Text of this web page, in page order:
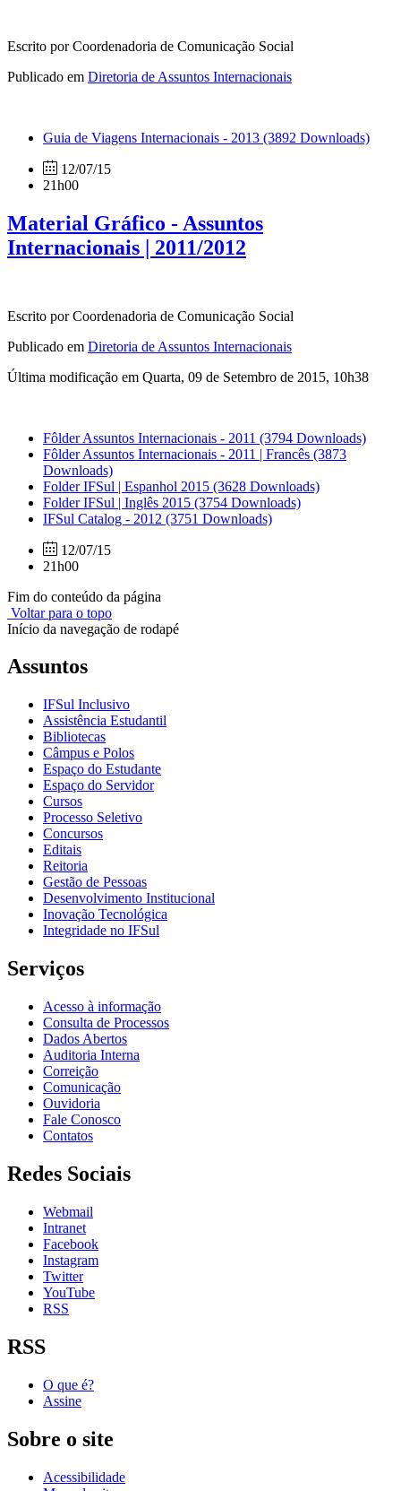
Escrito por Coordenadoria de Comunicação Social
Publicado em Diretoria de Assuntos Internacionais
Guia de Viagens Internacionais - 2013 (3892 Downloads)
12/07/15
21h00
Material Gráfico - Assuntos
Internacionais | 2011/2012
Escrito por Coordenadoria de Comunicação Social
Publicado em Diretoria de Assuntos Internacionais
Última modificação em Quarta, 09 de Setembro de 2015, 10h38
Fôlder Assuntos Internacionais - 2011 (3794 Downloads)
Fôlder Assuntos Internacionais - 2011 | Francês (3873
Downloads)
Folder IFSul | Espanhol 2015 (3628 Downloads)
Folder IFSul | Inglês 2015 (3754 Downloads)
IFSul Catalog - 2012 (3751 Downloads)
12/07/15
21h00
Fim do conteúdo da página
Voltar para o topo
Início da navegação de rodapé
Assuntos
IFSul Inclusivo
Assistência Estudantil
Bibliotecas
Câmpus e Polos
Espaço do Estudante
Espaço do Servidor
Cursos
Processo Seletivo
Concursos
Editais
Reitoria
Gestão de Pessoas
Desenvolvimento Institucional
Inovação Tecnológica
Integridade no IFSul
Serviços
Acesso à informação
Consulta de Processos
Dados Abertos
Auditoria Interna
Correição
Comunicação
Ouvidoria
Fale Conosco
Contatos
Redes Sociais
Webmail
Intranet
Facebook
Instagram
Twitter
YouTube
RSS
RSS
O que é?
Assine
Sobre o site
Acessibilidade